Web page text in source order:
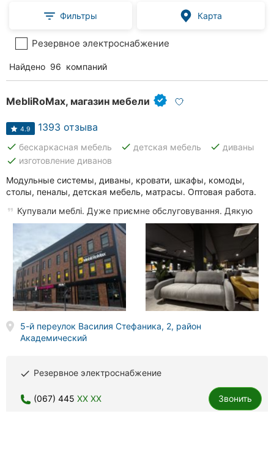
Фильтры Карта
Резервное электроснабжение
Найдено 96 компаний
MebliRoMax, магазин мебели
4.9 1393 отзыва
done бескаркасная мебель done детская мебель done диваны
done изготовление диванов
Модульные системы, диваны, кровати, шкафы, комоды,
столы, пеналы, детская мебель, матрасы. Оптовая работа.
Купували меблі. Дуже приємне обслуговування. Дякую
5-й переулок Василия Стефаника, 2, район
Академический
done Резервное электроснабжение
(067) 445 XX XX Звонить